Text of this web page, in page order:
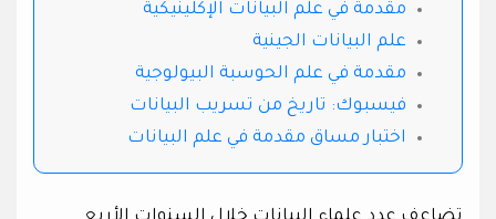
مقدمة في علم البيانات الإكلينيكية
علم البيانات الجينية
مقدمة في علم الحوسبة البيولوجية
فيسبوك: تاريخ من تسريب البيانات
اختبار مساق مقدمة في علم البيانات